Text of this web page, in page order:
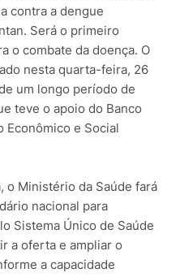
contra a dengue
Será o primeiro
o combate da doença. O
nesta quarta-feira, 26
um longo período de
teve o apoio do Banco
Econômico e Social
o Ministério da Saúde fará
nacional para
Sistema Único de Saúde
a oferta e ampliar o
a capacidade